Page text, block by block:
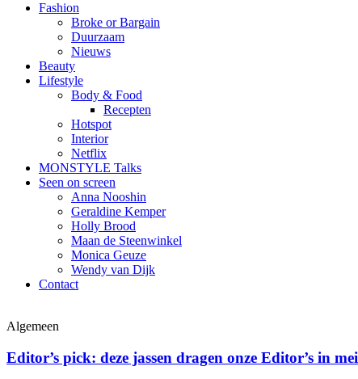
Fashion
Broke or Bargain
Duurzaam
Nieuws
Beauty
Lifestyle
Body & Food
Recepten
Hotspot
Interior
Netflix
MONSTYLE Talks
Seen on screen
Anna Nooshin
Geraldine Kemper
Holly Brood
Maan de Steenwinkel
Monica Geuze
Wendy van Dijk
Contact
Algemeen
Editor’s pick: deze jassen dragen onze Editor’s in mei